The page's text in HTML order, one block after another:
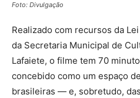
Foto: Divulgação
Realizado com recursos da
da Secretaria Municipal de
Lafaiete, o filme tem 70
concebido como um espaço
brasileiras — e, sobretudo,